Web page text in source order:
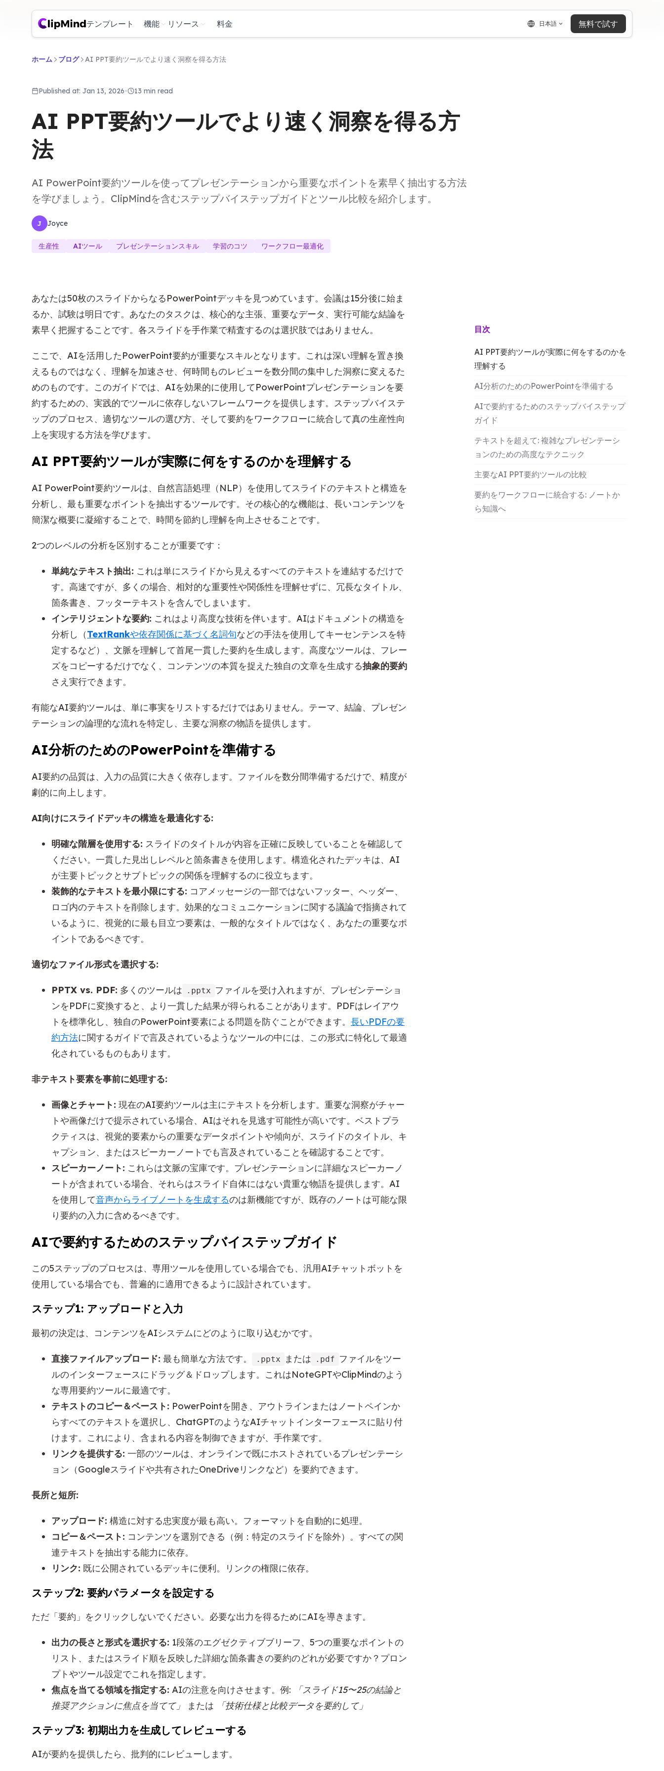
テンプレート 機能 リソース 料金 日本語 無料で試す
ホーム ブログ AI PPT要約ツールでより速く洞察を得る方法
Published at: Jan 13, 2026• 13 min read
AI PPT要約ツールでより速く洞察を得る方
法
AI PowerPoint要約ツールを使ってプレゼンテーションから重要なポイントを素早く抽出する方法
を学びましょう。ClipMindを含むステップバイステップガイドとツール比較を紹介します。
J Joyce
生産性 AIツール プレゼンテーションスキル 学習のコツ ワークフロー最適化
あなたは50枚のスライドからなるPowerPointデッキを見つめています。会議は15分後に始ま
るか、試験は明日です。あなたのタスクは、核心的な主張、重要なデータ、実行可能な結論を
素早く把握することです。各スライドを手作業で精査するのは選択肢ではありません。
ここで、AIを活用したPowerPoint要約が重要なスキルとなります。これは深い理解を置き換
えるものではなく、理解を加速させ、何時間ものレビューを数分間の集中した洞察に変えるた
めのものです。このガイドでは、AIを効果的に使用してPowerPointプレゼンテーションを要
約するための、実践的でツールに依存しないフレームワークを提供します。ステップバイステ
ップのプロセス、適切なツールの選び方、そして要約をワークフローに統合して真の生産性向
上を実現する方法を学びます。
AI PPT要約ツールが実際に何をするのかを理解する
AI PowerPoint要約ツールは、自然言語処理（NLP）を使用してスライドのテキストと構造を
分析し、最も重要なポイントを抽出するツールです。その核心的な機能は、長いコンテンツを
簡潔な概要に凝縮することで、時間を節約し理解を向上させることです。
2つのレベルの分析を区別することが重要です：
単純なテキスト抽出: これは単にスライドから見えるすべてのテキストを連結するだけで
す。高速ですが、多くの場合、相対的な重要性や関係性を理解せずに、冗長なタイトル、
箇条書き、フッターテキストを含んでしまいます。
インテリジェントな要約: これはより高度な技術を伴います。AIはドキュメントの構造を
分析し（TextRankや依存関係に基づく名詞句などの手法を使用してキーセンテンスを特
定するなど）、文脈を理解して首尾一貫した要約を生成します。高度なツールは、フレー
ズをコピーするだけでなく、コンテンツの本質を捉えた独自の文章を生成する抽象的要約
さえ実行できます。
有能なAI要約ツールは、単に事実をリストするだけではありません。テーマ、結論、プレゼン
テーションの論理的な流れを特定し、主要な洞察の物語を提供します。
AI分析のためのPowerPointを準備する
AI要約の品質は、入力の品質に大きく依存します。ファイルを数分間準備するだけで、精度が
劇的に向上します。
AI向けにスライドデッキの構造を最適化する:
明確な階層を使用する: スライドのタイトルが内容を正確に反映していることを確認して
ください。一貫した見出しレベルと箇条書きを使用します。構造化されたデッキは、AI
が主要トピックとサブトピックの関係を理解するのに役立ちます。
装飾的なテキストを最小限にする: コアメッセージの一部ではないフッター、ヘッダー、
ロゴ内のテキストを削除します。効果的なコミュニケーションに関する議論で指摘されて
いるように、視覚的に最も目立つ要素は、一般的なタイトルではなく、あなたの重要なポ
イントであるべきです。
適切なファイル形式を選択する:
PPTX vs. PDF: 多くのツールは .pptx ファイルを受け入れますが、プレゼンテーショ
ンをPDFに変換すると、より一貫した結果が得られることがあります。PDFはレイアウ
トを標準化し、独自のPowerPoint要素による問題を防ぐことができます。 長いPDFの要
約方法に関するガイドで言及されているようなツールの中には、この形式に特化して最適
化されているものもあります。
非テキスト要素を事前に処理する:
画像とチャート: 現在のAI要約ツールは主にテキストを分析します。重要な洞察がチャー
トや画像だけで提示されている場合、AIはそれを見逃す可能性が高いです。ベストプラ
クティスは、視覚的要素からの重要なデータポイントや傾向が、スライドのタイトル、キ
ャプション、またはスピーカーノートでも言及されていることを確認することです。
スピーカーノート: これらは文脈の宝庫です。プレゼンテーションに詳細なスピーカーノ
ートが含まれている場合、それらはスライド自体にはない貴重な物語を提供します。AI
を使用して音声からライブノートを生成するのは新機能ですが、既存のノートは可能な限
り要約の入力に含めるべきです。
AIで要約するためのステップバイステップガイド
この5ステップのプロセスは、専用ツールを使用している場合でも、汎用AIチャットボットを
使用している場合でも、普遍的に適用できるように設計されています。
ステップ1: アップロードと入力
最初の決定は、コンテンツをAIシステムにどのように取り込むかです。
直接ファイルアップロード: 最も簡単な方法です。 .pptx または .pdf ファイルをツー
ルのインターフェースにドラッグ＆ドロップします。これはNoteGPTやClipMindのよう
な専用要約ツールに最適です。
テキストのコピー＆ペースト: PowerPointを開き、アウトラインまたはノートペインか
らすべてのテキストを選択し、ChatGPTのようなAIチャットインターフェースに貼り付
けます。これにより、含まれる内容を制御できますが、手作業です。
リンクを提供する: 一部のツールは、オンラインで既にホストされているプレゼンテーシ
ョン（Googleスライドや共有されたOneDriveリンクなど）を要約できます。
長所と短所:
アップロード: 構造に対する忠実度が最も高い。フォーマットを自動的に処理。
コピー＆ペースト: コンテンツを選別できる（例：特定のスライドを除外）。すべての関
連テキストを抽出する能力に依存。
リンク: 既に公開されているデッキに便利。リンクの権限に依存。
ステップ2: 要約パラメータを設定する
ただ「要約」をクリックしないでください。必要な出力を得るためにAIを導きます。
出力の長さと形式を選択する: 1段落のエグゼクティブブリーフ、5つの重要なポイントの
リスト、またはスライド順を反映した詳細な箇条書きの要約のどれが必要ですか？プロン
プトやツール設定でこれを指定します。
焦点を当てる領域を指定する: AIの注意を向けさせます。例:
「スライド15〜25の結論と
推奨アクションに焦点を当てて」
または 「技術仕様と比較データを要約して」
ステップ3: 初期出力を生成してレビューする
AIが要約を提供したら、批判的にレビューします。
目次
AI PPT要約ツールが実際に何をするのかを
理解する
AI分析のためのPowerPointを準備する
AIで要約するためのステップバイステップ
ガイド
テキストを超えて: 複雑なプレゼンテーシ
ョンのための高度なテクニック
主要なAI PPT要約ツールの比較
要約をワークフローに統合する: ノートか
ら知識へ